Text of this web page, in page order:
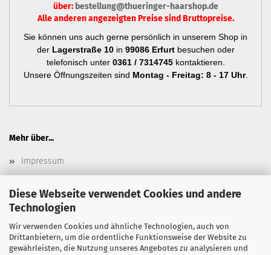
Diese Webseite verwendet Cookies und andere
Technologien
Wir verwenden Cookies und ähnliche Technologien, auch von
Drittanbietern, um die ordentliche Funktionsweise der Website zu
gewährleisten, die Nutzung unseres Angebotes zu analysieren und
über: bestellung@thueringer-haarshop.de
Alle anderen angezeigten Preise sind Bruttopreise.
Sie können uns auch gerne persönlich in unserem Shop in
der Lagerstraße 10in 99086 Erfurtbesuchen oder
telefonisch unter 0361 / 7314745kontaktieren.
Unsere Öffnungszeiten sind Montag - Freitag: 8 - 17 Uhr.
Mehr über...
Impressum
Versand- & Zahlungsbedingungen
Newsletter